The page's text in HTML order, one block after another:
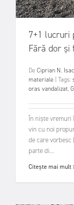
7+1 lucruri
Fără dor și
De Ciprian N. Isac
materiale
Tags:
oras vandalizat,
În niște vremuri
vin cu noi
de care
parte di...
Citește mai mult